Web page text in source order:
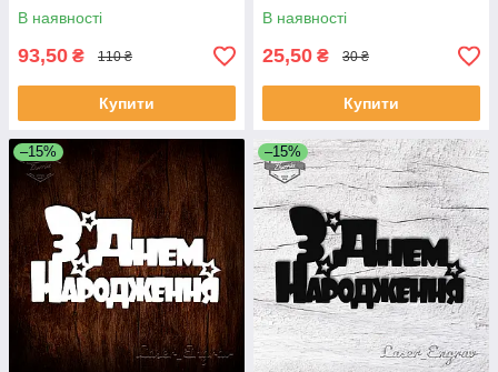
В наявності
93,50 ₴ 110 ₴
Купити
В наявності
25,50 ₴ 30 ₴
Купити
–15% –15%